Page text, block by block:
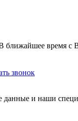
время с
звонок
и наши